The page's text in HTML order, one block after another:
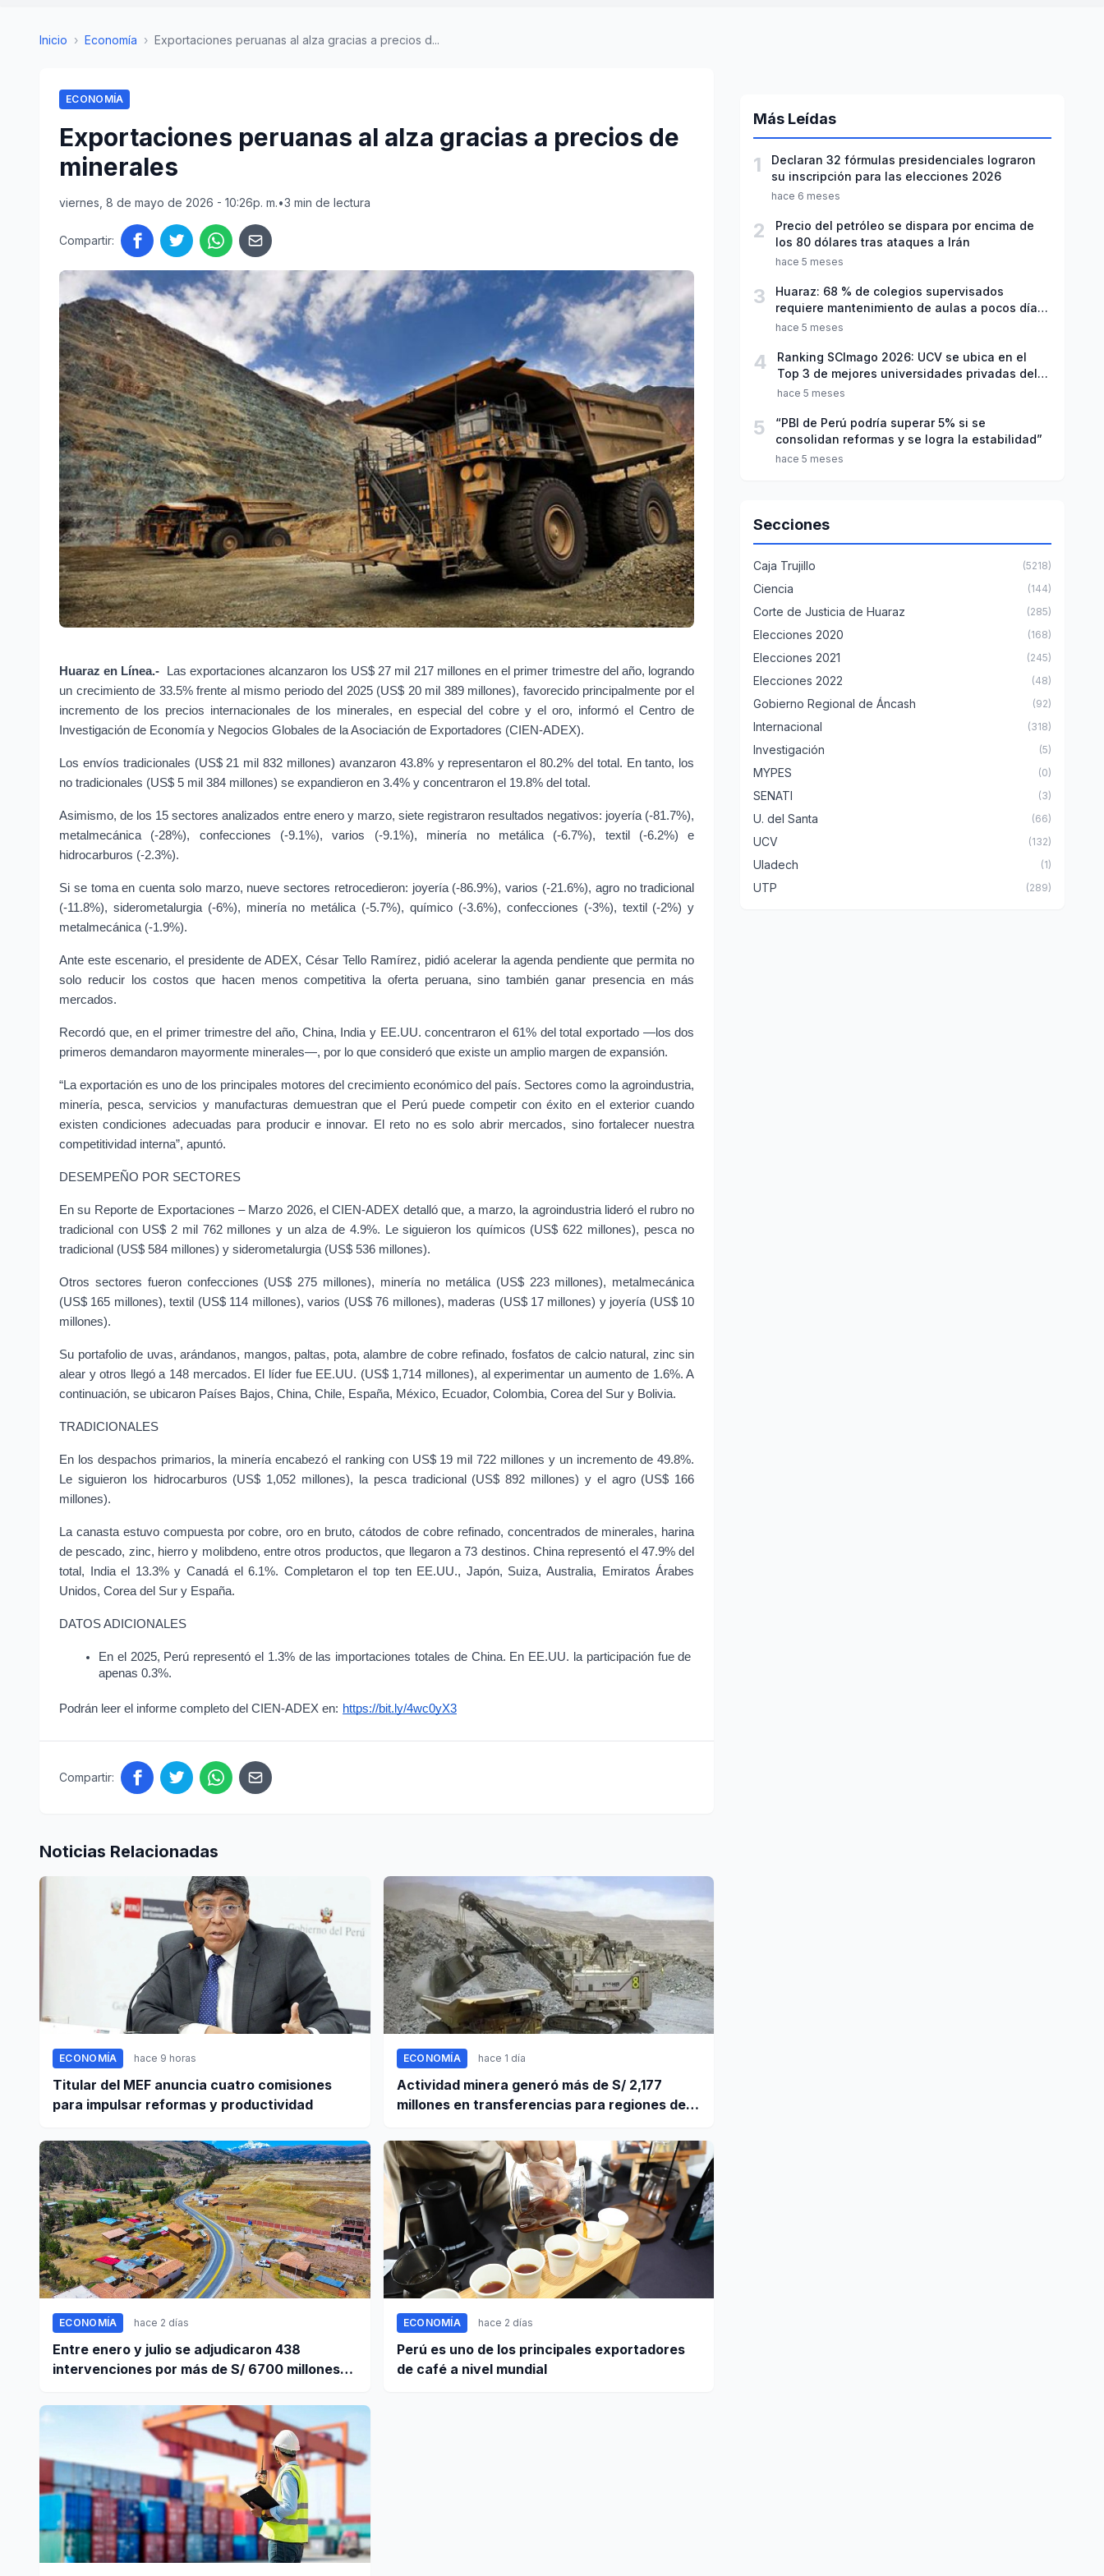
Inicio › Economía › Exportaciones peruanas al alza gracias a precios d...
ECONOMÍA
Exportaciones peruanas al alza gracias a precios de
minerales
viernes, 8 de mayo de 2026 - 10:26p. m.•3 min de lectura
Compartir:
Huaraz en Línea.-
Las exportaciones alcanzaron los US$ 27 mil 217 millones en el primer trimestre del año, logrando
un crecimiento de 33.5% frente al mismo periodo del 2025 (US$ 20 mil 389 millones), favorecido principalmente por el
incremento de los precios internacionales de los minerales, en especial del cobre y el oro, informó el Centro de
Investigación de Economía y Negocios Globales de la Asociación de Exportadores (CIEN-ADEX).
Los envíos tradicionales (US$ 21 mil 832 millones) avanzaron 43.8% y representaron el 80.2% del total. En tanto, los
no tradicionales (US$ 5 mil 384 millones) se expandieron en 3.4% y concentraron el 19.8% del total.
Asimismo, de los 15 sectores analizados entre enero y marzo, siete registraron resultados negativos: joyería (-81.7%),
metalmecánica (-28%), confecciones (-9.1%), varios (-9.1%), minería no metálica (-6.7%), textil (-6.2%) e
hidrocarburos (-2.3%).
Si se toma en cuenta solo marzo, nueve sectores retrocedieron: joyería (-86.9%), varios (-21.6%), agro no tradicional
(-11.8%), siderometalurgia (-6%), minería no metálica (-5.7%), químico (-3.6%), confecciones (-3%), textil (-2%) y
metalmecánica (-1.9%).
Ante este escenario, el presidente de ADEX, César Tello Ramírez, pidió acelerar la agenda pendiente que permita no
solo reducir los costos que hacen menos competitiva la oferta peruana, sino también ganar presencia en más
mercados.
Recordó que, en el primer trimestre del año, China, India y EE.UU. concentraron el 61% del total exportado —los dos
primeros demandaron mayormente minerales—, por lo que consideró que existe un amplio margen de expansión.
“La exportación es uno de los principales motores del crecimiento económico del país. Sectores como la agroindustria,
minería, pesca, servicios y manufacturas demuestran que el Perú puede competir con éxito en el exterior cuando
existen condiciones adecuadas para producir e innovar. El reto no es solo abrir mercados, sino fortalecer nuestra
competitividad interna”, apuntó.
DESEMPEÑO POR SECTORES
En su Reporte de Exportaciones – Marzo 2026, el CIEN-ADEX detalló que, a marzo, la agroindustria lideró el rubro no
tradicional con US$ 2 mil 762 millones y un alza de 4.9%. Le siguieron los químicos (US$ 622 millones), pesca no
tradicional (US$ 584 millones) y siderometalurgia (US$ 536 millones).
Otros sectores fueron confecciones (US$ 275 millones), minería no metálica (US$ 223 millones), metalmecánica
(US$ 165 millones), textil (US$ 114 millones), varios (US$ 76 millones), maderas (US$ 17 millones) y joyería (US$ 10
millones).
Su portafolio de uvas, arándanos, mangos, paltas, pota, alambre de cobre refinado, fosfatos de calcio natural, zinc sin
alear y otros llegó a 148 mercados. El líder fue EE.UU. (US$ 1,714 millones), al experimentar un aumento de 1.6%. A
continuación, se ubicaron Países Bajos, China, Chile, España, México, Ecuador, Colombia, Corea del Sur y Bolivia.
TRADICIONALES
En los despachos primarios, la minería encabezó el ranking con US$ 19 mil 722 millones y un incremento de 49.8%.
Le siguieron los hidrocarburos (US$ 1,052 millones), la pesca tradicional (US$ 892 millones) y el agro (US$ 166
millones).
La canasta estuvo compuesta por cobre, oro en bruto, cátodos de cobre refinado, concentrados de minerales, harina
de pescado, zinc, hierro y molibdeno, entre otros productos, que llegaron a 73 destinos. China representó el 47.9% del
total, India el 13.3% y Canadá el 6.1%. Completaron el top ten EE.UU., Japón, Suiza, Australia, Emiratos Árabes
Unidos, Corea del Sur y España.
DATOS ADICIONALES
En el 2025, Perú representó el 1.3% de las importaciones totales de China. En EE.UU. la participación fue de
apenas 0.3%.
Podrán leer el informe completo del CIEN-ADEX en: https://bit.ly/4wc0yX3
Compartir:
Noticias Relacionadas
ECONOMÍA hace 9 horas
Titular del MEF anuncia cuatro comisiones
para impulsar reformas y productividad
ECONOMÍA hace 1 día
Actividad minera generó más de S/ 2,177
millones en transferencias para regiones del
ECONOMÍA hace 2 días
Entre enero y julio se adjudicaron 438
intervenciones por más de S/ 6700 millones
ECONOMÍA hace 2 días
Perú es uno de los principales exportadores
de café a nivel mundial
Más Leídas
1
Declaran 32 fórmulas presidenciales lograron
su inscripción para las elecciones 2026
hace 6 meses
2
Precio del petróleo se dispara por encima de
los 80 dólares tras ataques a Irán
hace 5 meses
3
Huaraz: 68 % de colegios supervisados
requiere mantenimiento de aulas a pocos días
de inicio del año escolar 2026
hace 5 meses
4
Ranking SCImago 2026: UCV se ubica en el
Top 3 de mejores universidades privadas del
Perú
hace 5 meses
5
“PBI de Perú podría superar 5% si se
consolidan reformas y se logra la estabilidad”
hace 5 meses
Secciones
Caja Trujillo (5218)
Ciencia (144)
Corte de Justicia de Huaraz (285)
Elecciones 2020 (168)
Elecciones 2021 (245)
Elecciones 2022 (48)
Gobierno Regional de Áncash (92)
Internacional (318)
Investigación (5)
MYPES (0)
SENATI (3)
U. del Santa (66)
UCV (132)
Uladech (1)
UTP (289)